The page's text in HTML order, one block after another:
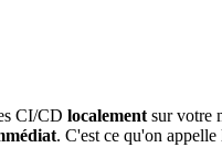
CI/CD localement sur votre
. C'est ce qu'on